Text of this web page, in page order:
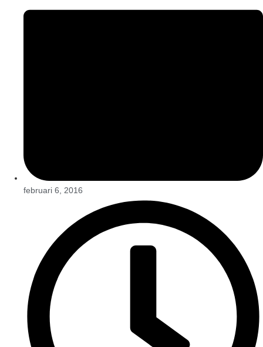
februari 6, 2016